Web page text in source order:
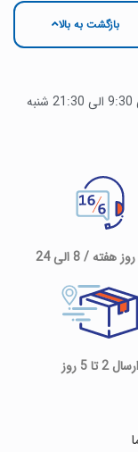
بازگشت به بالا
چت پشتیبانی 24 ساعته 7 روز هفته | تماس تلفنی 9:30 الی 21:30 شنبه
هفته / 8 الی 24
ارسال 2 تا 5 روز